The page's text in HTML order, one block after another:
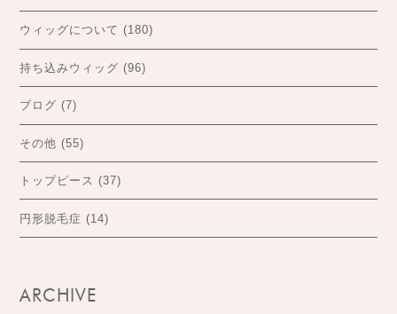
ウィッグについて (180)
持ち込みウィッグ (96)
ブログ (7)
その他 (55)
トップピース (37)
円形脱毛症 (14)
ARCHIVE